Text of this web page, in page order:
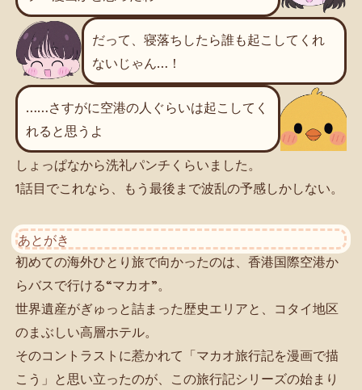
だって、寝落ちしたら誰も起こしてくれ
ないじゃん…！
……さすがに空港の人ぐらいは起こしてく
れると思うよ
しょっぱなから洗礼パンチくらいました。
1話目でこれなら、もう最後まで波乱の予感しかしない。
あとがき
初めての海外ひとり旅で向かったのは、香港国際空港か
らバスで行ける“マカオ”。
世界遺産がぎゅっと詰まった歴史エリアと、コタイ地区
のまぶしい高層ホテル。
そのコントラストに惹かれて「マカオ旅行記を漫画で描
こう」と思い立ったのが、この旅行記シリーズの始まり